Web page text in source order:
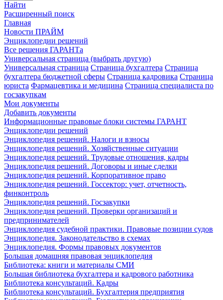
Найти
Расширенный поиск
Главная
Новости ПРАЙМ
Энциклопедии решений
Все решения ГАРАНТа
Универсальная страница (выбрать другую)
Универсальная страница Страница бухгалтера Страница
бухгалтера бюджетной сферы Страница кадровика Страница
юриста Фармацевтика и медицина Страница специалиста по
госзакупкам
Мои документы
Добавить документы
Информационные правовые блоки системы ГАРАНТ
Энциклопедии решений
Энциклопедия решений. Налоги и взносы
Энциклопедия решений. Хозяйственные ситуации
Энциклопедия решений. Трудовые отношения, кадры
Энциклопедия решений. Договоры и иные сделки
Энциклопедия решений. Корпоративное право
Энциклопедия решений. Госсектор: учет, отчетность,
финконтроль
Энциклопедия решений. Госзакупки
Энциклопедия решений. Проверки организаций и
предпринимателей
Энциклопедия судебной практики. Правовые позиции судов
Энциклопедия. Законодательство в схемах
Энциклопедия. Формы правовых документов
Большая домашняя правовая энциклопедия
Библиотека: книги и материалы СМИ
Большая библиотека бухгалтера и кадрового работника
Библиотека консультаций. Кадры
Библиотека консультаций. Бухгалтерия предприятия